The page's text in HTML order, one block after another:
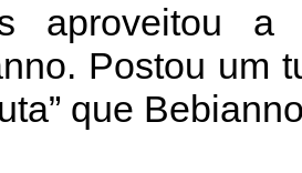
aproveitou a
Postou um
que